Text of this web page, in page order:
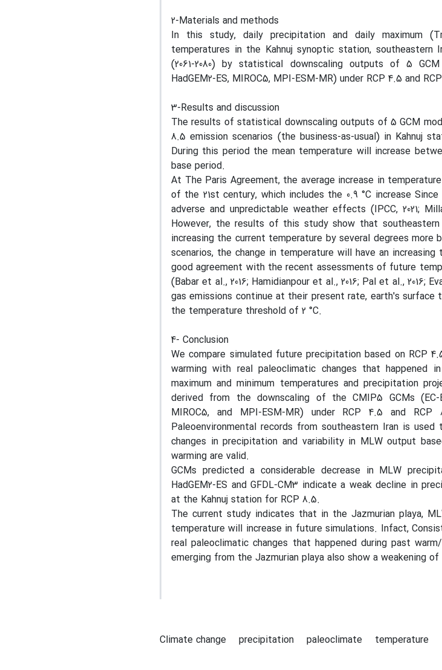
2-Materials and methods
In this study, daily precipitation and daily maximum
temperatures in the Kahnuj synoptic station,
(2061-2080) by statistical downscaling outputs of 5 GCM
HadGEM2-ES, MIROC5, MPI-ESM-MR) under RCP 4.5 and
3-Results and discussion
The results of statistical downscaling outputs of 5 GCM
8.5 emission scenarios (the business-as-usual) in Kahnuj
During this period the mean temperature will increase
base period.
At The Paris Agreement, the average increase in
of the 21st century, which includes the 0.9 °C increase
adverse and unpredictable weather effects (IPCC, 2021;
However, the results of this study show that
increasing the current temperature by several degrees more
scenarios, the change in temperature will have an
good agreement with the recent assessments of future
(Babar et al., 2016; Hamidianpour et al., 2016; Pal et al., 2016;
gas emissions continue at their present rate, earth's surface
the temperature threshold of 2 °C.
4- Conclusion
We compare simulated future precipitation based on RCP
warming with real paleoclimatic changes that
maximum and minimum temperatures and precipitation
derived from the downscaling of the CMIP5 GCMs (EC-
MIROC5, and MPI-ESM-MR) under RCP 4.5 and
Paleoenvironmental records from southeastern Iran is
changes in precipitation and variability in MLW output
warming are valid.
GCMs predicted a considerable decrease in MLW
HadGEM2-ES and GFDL-CM3 indicate a weak decline in
at the Kahnuj station for RCP 8.5.
The current study indicates that in the Jazmurian playa,
temperature will increase in future simulations. Infact,
real paleoclimatic changes that happened during past
emerging from the Jazmurian playa also show a weakening
Climate change precipitation paleoclimate
temperature